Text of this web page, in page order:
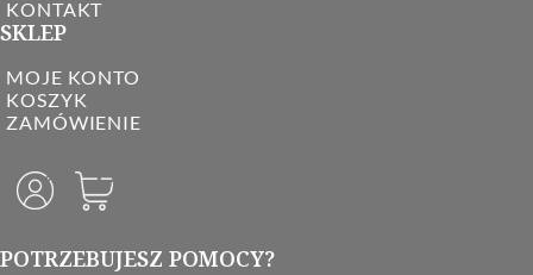
KONTAKT
SKLEP
MOJE KONTO
KOSZYK
ZAMÓWIENIE
POTRZEBUJESZ POMOCY?